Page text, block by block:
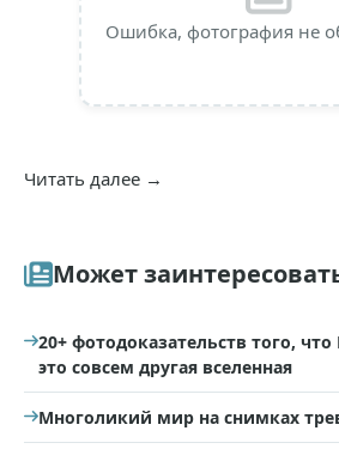
Ошибка, фотография не
Читать далее →
Может
20+ фотодоказательств того,
это совсем другая вселенная
Многоликий мир на снимках